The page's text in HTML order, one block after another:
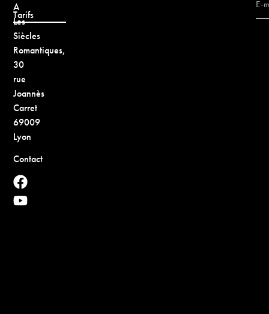
A
Les
Siècles
Romantiques,
30
rue
Joannès
Carret
69009
Lyon
Contact
Tarifs